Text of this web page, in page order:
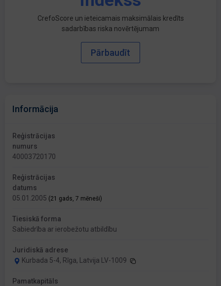
CrefoScore un ieteicamais maksimālais kredīts
sadarbības riska novērtējumam
Pārbaudīt
Informācija
Reģistrācijas
numurs
40003720170
Reģistrācijas
datums
05.01.2005 (21 gads, 7 mēneši)
Tiesiskā forma
Sabiedrība ar ierobežotu atbildību
Juridiskā adrese
Kurbada 5-4, Rīga, Latvija LV-1009
Pamatkapitāls